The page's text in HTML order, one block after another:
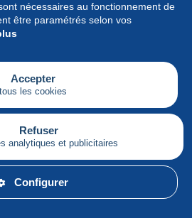
nécessaires au fonctionnement de
être paramétrés selon vos
Accepter
tous les cookies
Refuser
analytiques et publicitaires
Configurer
Français
srl - Tous droits réservés.